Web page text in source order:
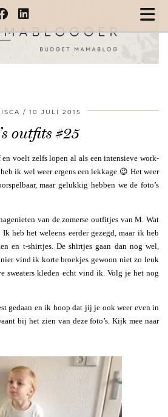
10 JULI 2015
outfits #25
voelt zelfs lopen al als een intensieve work-
ik wel weer ergens een lekkage 😉 Het weer
maar gelukkig hebben we de foto’s
van de zomerse outfitjes van M. Wat
heb het weleens eerder gezegd, maar ik heb
en t-shirtjes. De shirtjes gaan dan nog wel,
vind ik korte broekjes gewoon niet zo leuk
sweaters kleden echt vind ik. Volg je het nog
gedaan en ik hoop dat jij je ook weer even in
bij het zien van deze foto’s. Kijk mee naar